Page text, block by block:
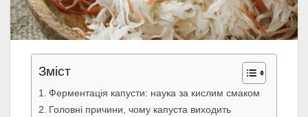
Зміст
Ферментація капусти: наука за кислим смаком
Головні причини, чому капуста виходить